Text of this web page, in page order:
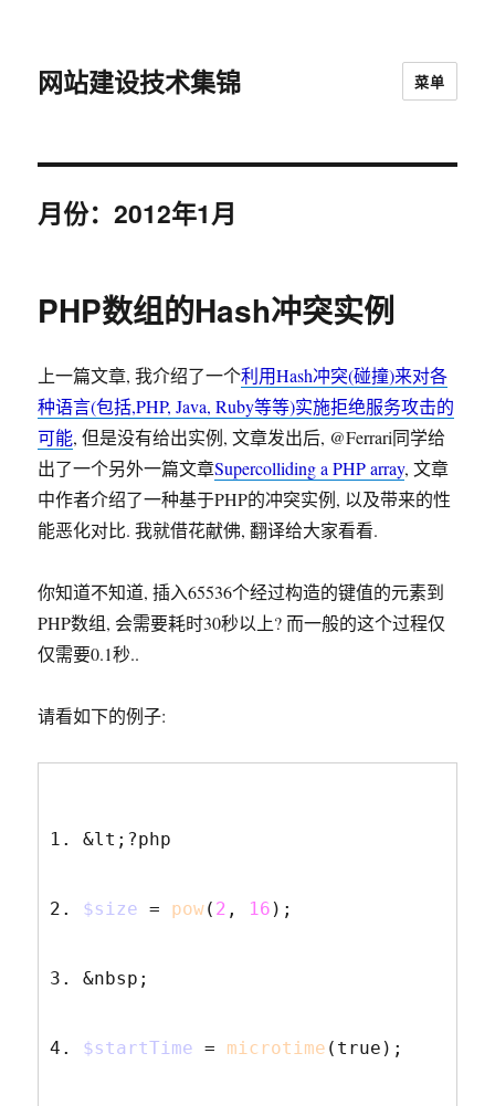
网站建设技术集锦 菜单
月份：2012年1月
PHP数组的Hash冲突实例
上一篇文章, 我介绍了一个利用Hash冲突(碰撞)来对各
种语言(包括,PHP, Java, Ruby等等)实施拒绝服务攻击的
可能, 但是没有给出实例, 文章发出后, @Ferrari同学给
出了一个另外一篇文章Supercolliding a PHP array, 文章
中作者介绍了一种基于PHP的冲突实例, 以及带来的性
能恶化对比. 我就借花献佛, 翻译给大家看看.
你知道不知道, 插入65536个经过构造的键值的元素到
PHP数组, 会需要耗时30秒以上? 而一般的这个过程仅
仅需要0.1秒..
请看如下的例子:
&lt;?php
$size = pow( 2 , 16 );
&nbsp;
$startTime = microtime ( true );